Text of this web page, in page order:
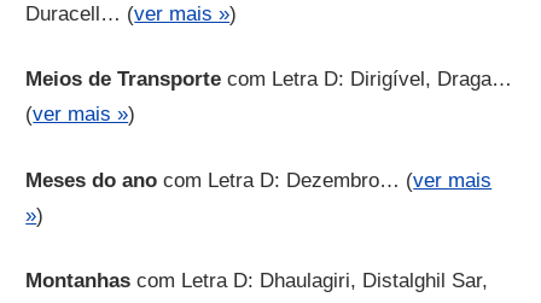
Duracell… (ver mais »)
Meios de Transporte com Letra D: Dirigível, Draga…
(ver mais »)
Meses do ano com Letra D: Dezembro… (ver mais
»)
Montanhas com Letra D: Dhaulagiri, Distalghil Sar,